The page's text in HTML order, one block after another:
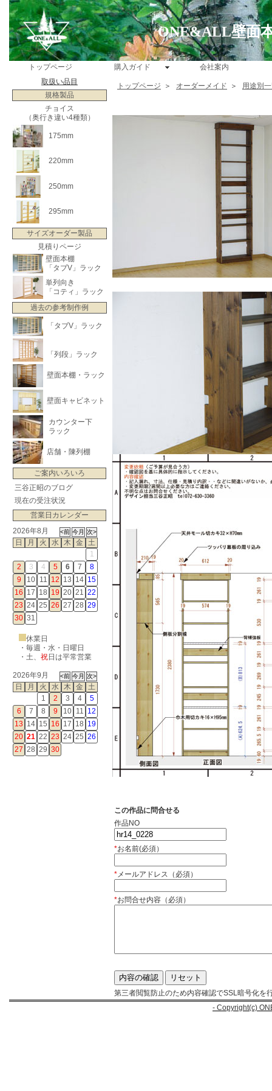
ONE&ALL壁面
トップページ 購入ガイド
会社案内
取扱い品目
規格製品
チョイス
（奥行き違い4種類）
175mm
220mm
250mm
295mm
サイズオーダー製品
見積りページ
壁面本棚
「タブV」ラック
単列向き
「コティ」ラック
過去の参考制作例
「タブV」ラック
「列段」ラック
壁面本棚・ラック
壁面キャビネット
カウンター下
ラック
店舗・陳列棚
ご案内いろいろ
三谷正昭のブログ
現在の受注状況
営業日カレンダー
2026年8月
日
月 火 水 木 金
土
1
2
3 4 5 6 7
8
9
10 11 12 13 14 15
16 17 18 19 20 21 22
23 24 25 26 27 28 29
30 31
休業日
・毎週・水・日曜日
・ 土、 祝日は平常営業
2026年9月
日
月 火 水 木 金
土
1
2 3 4
5
6
7 8 9 10 11 12
13 14 15 16 17 18 19
20 21 22 23 24 25 26
27 28 29 30
トップページ ＞ オーダーメイド ＞ 用途別
この作品に問合せる
作品NO
*お名前(必須）
*メールアドレス（必須）
*お問合せ内容（必須）
第三者閲覧防止のため内容確認でSSL暗号化を
- Copyright(c)